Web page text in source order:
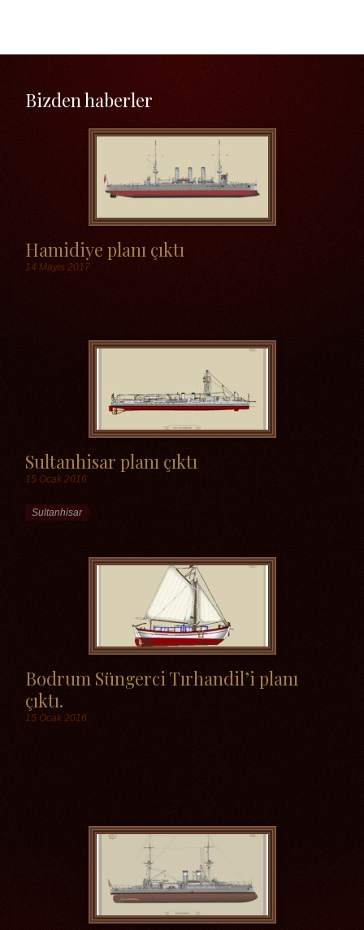
Bizden haberler
Hamidiye planı çıktı
14 Mayıs 2017
Sultanhisar planı çıktı
15 Ocak 2016
Etiketler
Sultanhisar
Bodrum Süngerci Tırhandil’i planı
çıktı.
15 Ocak 2016